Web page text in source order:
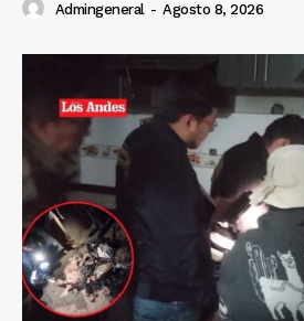
Admingeneral - Agosto 8, 2026